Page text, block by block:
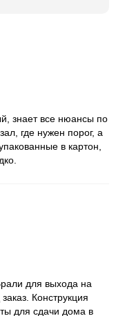
знает все нюансы по
где нужен порог, а
в картон,
для выхода на
Конструкция
для сдачи дома в